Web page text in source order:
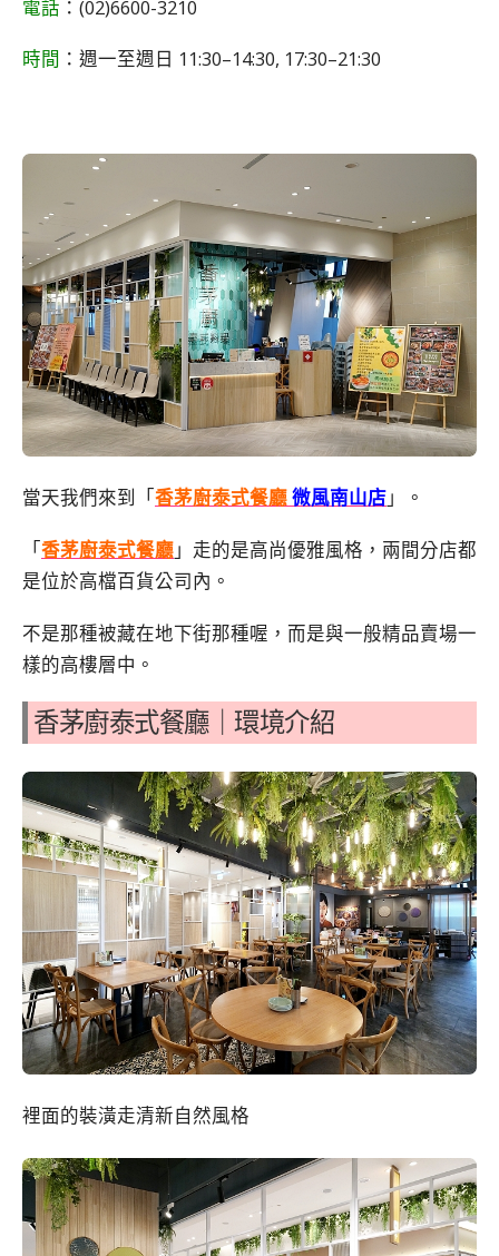
電話 ：(02)6600-3210
時間 ：週一至週日 11:30–14:30, 17:30–21:30
當天我們來到「香茅廚泰式餐廳微風南山店」。
「香茅廚泰式餐廳」走的是高尚優雅風格，兩間分店都
是位於高檔百貨公司內。
不是那種被藏在地下街那種喔，而是與一般精品賣場一
樣的高樓層中。
香茅廚泰式餐廳｜環境介紹
裡面的裝潢走清新自然風格